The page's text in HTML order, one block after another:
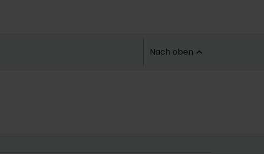
Nach oben